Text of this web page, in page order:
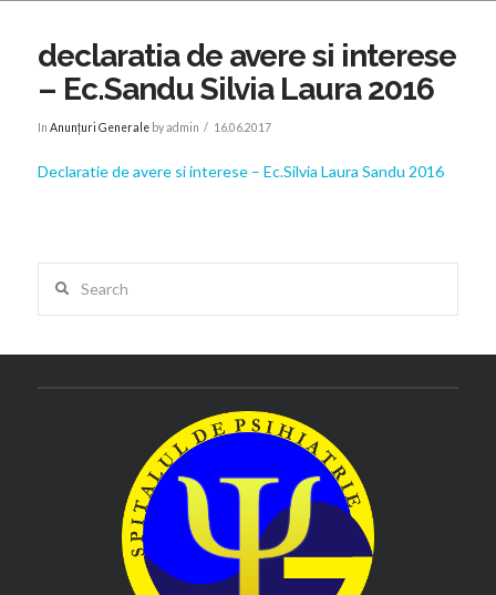
declaratia de avere si interese
– Ec.Sandu Silvia Laura 2016
In Anunțuri Generaleby admin 16.06.2017
Declaratie de avere si interese – Ec.Silvia Laura Sandu 2016